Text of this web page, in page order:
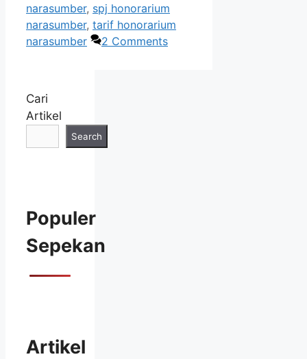
narasumber, spj honorarium
narasumber, tarif honorarium
narasumber
2 Comments
Cari
Artikel
Search
Populer
Sepekan
Artikel